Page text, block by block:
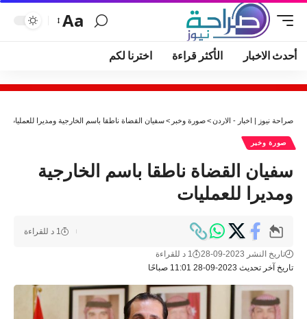
Aa
أحدث الاخبار الأكثر قراءة اخترنا لكم
صراحة نيوز | اخبار - الاردن>صورة وخبر >سفيان القضاة ناطقا باسم الخارجية ومديرا للعمليات
صورة وخبر
سفيان القضاة ناطقا باسم الخارجية
ومديرا للعمليات
تاريخ آخر تحديث 2023-09-28 11:01 صباحًا
تاريخ النشر 2023-09-28 1 د للقراءة
1 د للقراءة